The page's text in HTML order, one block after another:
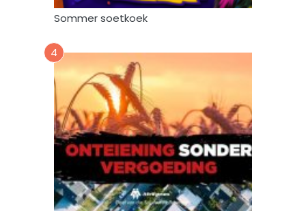
r
w
r
k
,
s
t
o
o
e
n
g
Sommer soetkoek
4